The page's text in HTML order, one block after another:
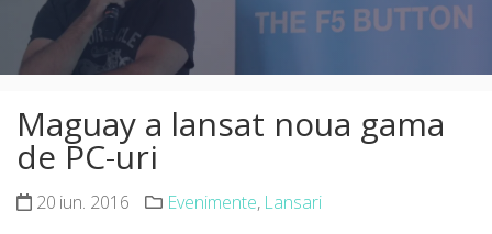
Maguay a lansat noua gama
de PC-uri
20 iun. 2016 Evenimente, Lansari